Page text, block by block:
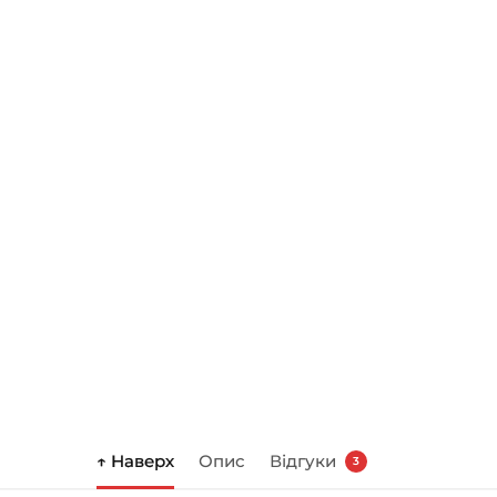
↑ Наверх Опис Відгуки 3